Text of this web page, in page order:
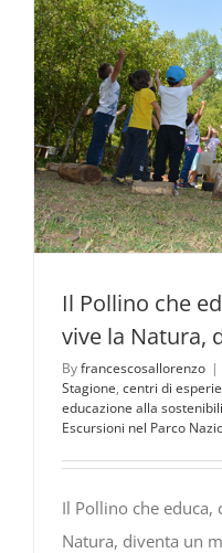
Il Pollino che
vive la Natura,
Byfrancescosallorenzo |
Stagione, centri di
educazione alla
Escursioni nel Parco
Il Pollino che educa,
Natura, diventa un